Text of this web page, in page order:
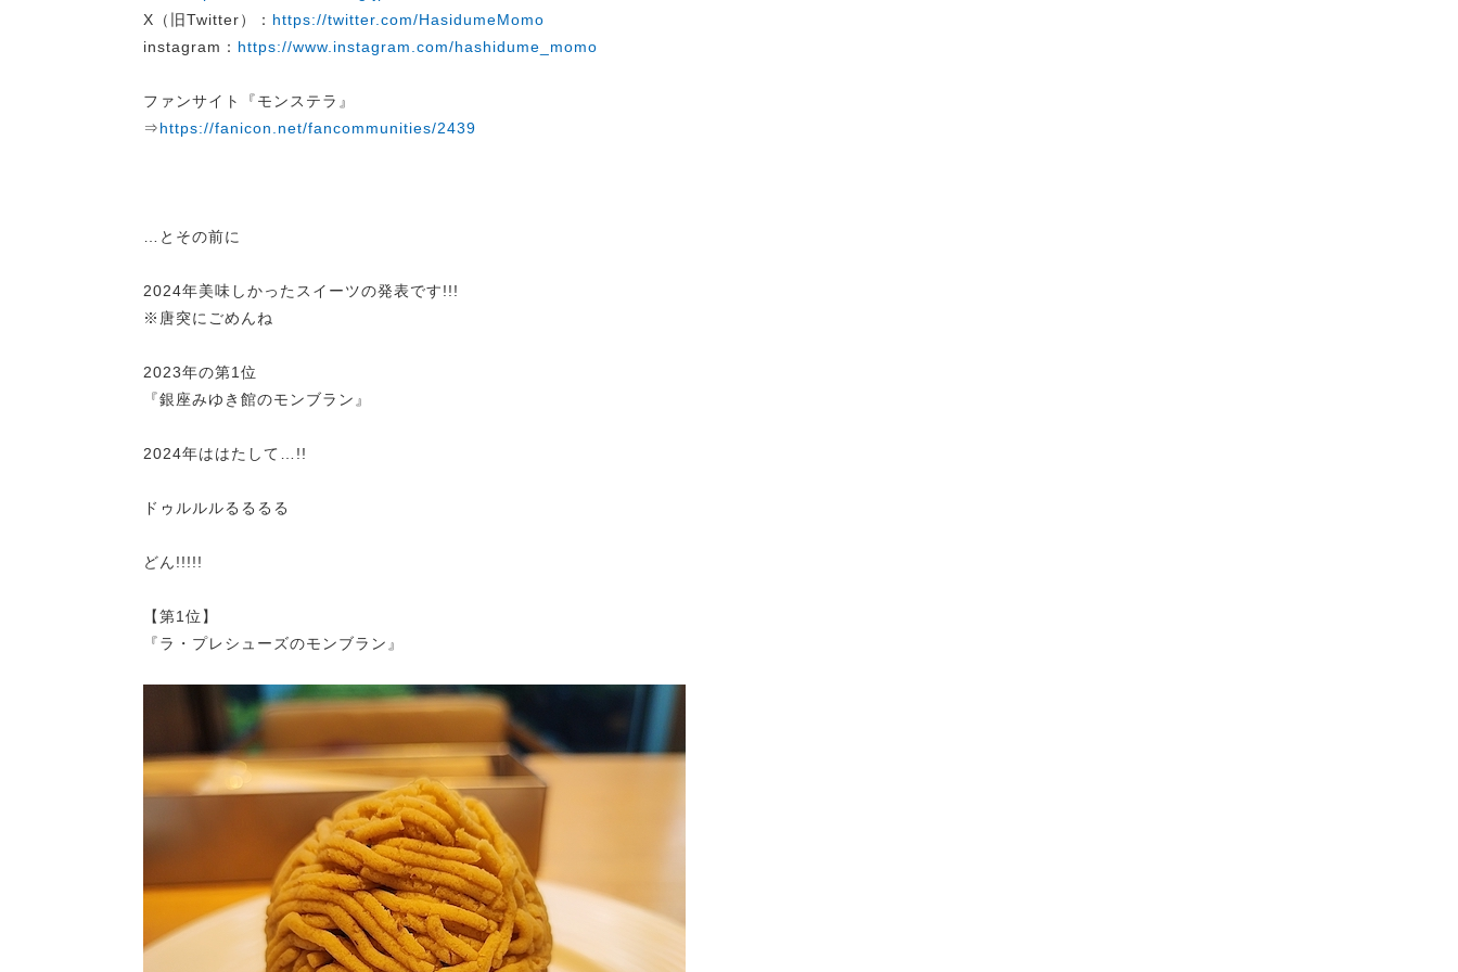
X（旧Twitter）： https://twitter.com/HasidumeMomo
instagram： https://www.instagram.com/hashidume_momo
ファンサイト『モンステラ』
⇒https://fanicon.net/fancommunities/2439
…とその前に
2024年美味しかったスイーツの発表です!!!
※唐突にごめんね
2023年の第1位
『銀座みゆき館のモンブラン』
2024年ははたして…!!
ドゥルルルるるるる
どん!!!!!
【第1位】
『ラ・プレシューズのモンブラン』